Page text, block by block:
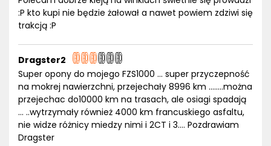
:P kto kupi nie będzie żałował a nawet powiem zdziwi się
trakcją :P
Dragster2
Super opony do mojego FZS1000 ... super przyczepność
na mokrej nawierzchni, przejechały 8996 km ........można
przejechac do10000 km na trasach, ale osiagi spadają
... ..wytrzymały również 4000 km francuskiego asfaltu,
nie widze różnicy miedzy nimi i 2CT i 3.... Pozdrawiam
Dragster